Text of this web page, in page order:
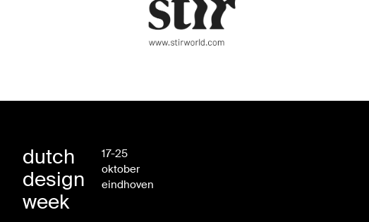
dutch
design
week
17-25
oktober
eindhoven